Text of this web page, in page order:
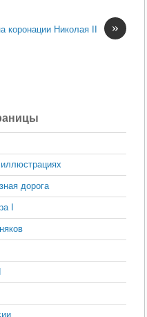
»
коронации Николая II
дорога
I